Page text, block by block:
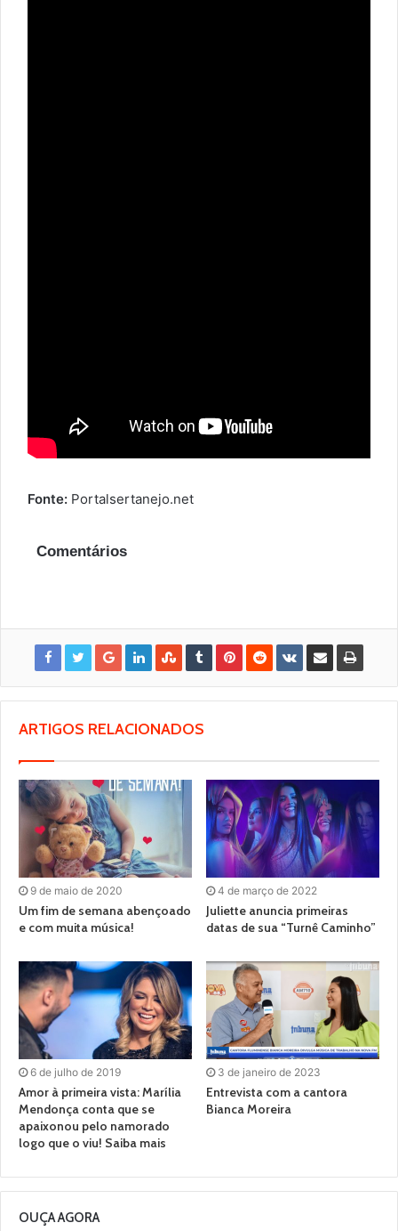
Fonte: Portalsertanejo.net
Comentários
ARTIGOS RELACIONADOS
9 de maio de 2020
Um fim de semana abençoado
e com muita música!
4 de março de 2022
Juliette anuncia primeiras
datas de sua “Turnê Caminho”
6 de julho de 2019
Amor à primeira vista: Marília
Mendonça conta que se
apaixonou pelo namorado
logo que o viu! Saiba mais
3 de janeiro de 2023
Entrevista com a cantora
Bianca Moreira
OUÇA AGORA